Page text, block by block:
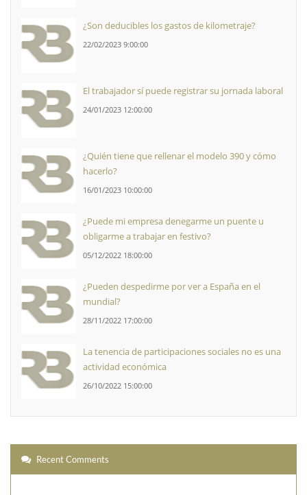
¿Son deducibles los gastos de kilometraje?
22/02/2023 9:00:00
El trabajador sí puede registrar su jornada laboral
24/01/2023 12:00:00
¿Quién tiene que rellenar el modelo 390 y cómo
hacerlo?
16/01/2023 10:00:00
¿Puede mi empresa denegarme un puente u
obligarme a trabajar en festivo?
05/12/2022 18:00:00
¿Pueden despedirme por ver a España en el
mundial?
28/11/2022 17:00:00
La tenencia de participaciones sociales no es una
actividad económica
26/10/2022 15:00:00
Recent Comments